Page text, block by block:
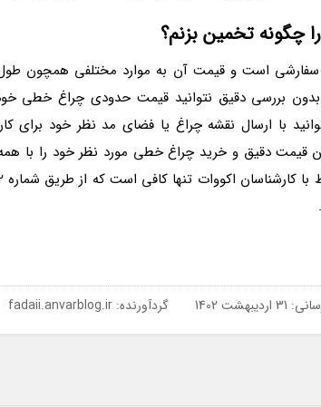
چگونه تخمین بزنم؟
است و قیمت آن به موارد مختلفی همچون
بررسی دقیق نتوانید قیمت حدودی چراغ خطی
با ارسال نقشه چراغ یا فضای مد نظر خود برای
این قیمت دقیق و خرید چراغ خطی مورد نظر خود را با
31 اردیبهشت 1402 گردآورنده: fadaii.anvarblog.ir